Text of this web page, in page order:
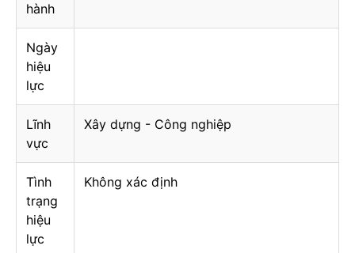
hành
Ngày
hiệu
lực
Lĩnh
vực
Xây dựng - Công nghiệp
Tình
trạng
hiệu
lực
Không xác định